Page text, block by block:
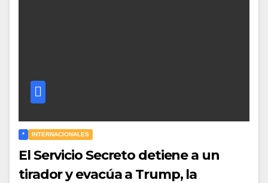
* INTERNACIONALES
El Servicio Secreto detiene a un
tirador y evacúa a Trump, la